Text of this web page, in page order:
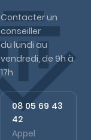
Contacter un
conseiller
du lundi au
vendredi, de 9h à
17h
08 05 69 43
42
Appel